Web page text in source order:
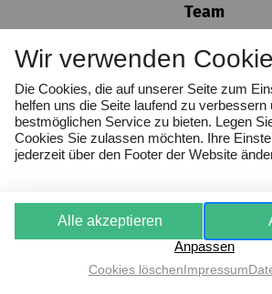
Wir verwenden
Die Cookies, die auf unserer Seite zum
helfen uns die Seite laufend zu verbessern
bestmöglichen Service zu bieten. Legen
Cookies Sie zulassen möchten. Ihre
jederzeit über den Footer der Website
Alle akzeptieren
Anpassen
Cookies löschenImpressum
Team
Nachhaltigkeit
Kontakt
Jobs
Presse
Newsletter